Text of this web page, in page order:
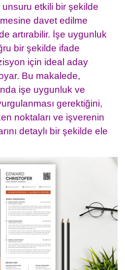
etkili bir şekilde
davet edilme
artırabilir. İşe uygunluk
bir şekilde ifade
için ideal aday
Bu makalede,
işe uygunluk ve
gerektiğini,
noktaları ve işverenin
detaylı bir şekilde ele